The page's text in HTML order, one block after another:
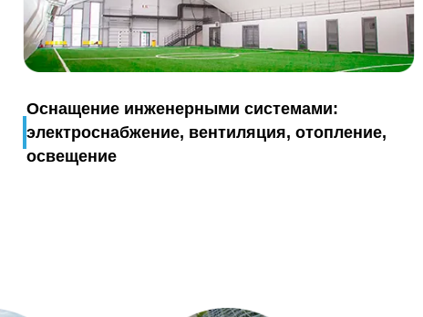
Оснащение инженерными системами:
электроснабжение, вентиляция, отопление,
освещение